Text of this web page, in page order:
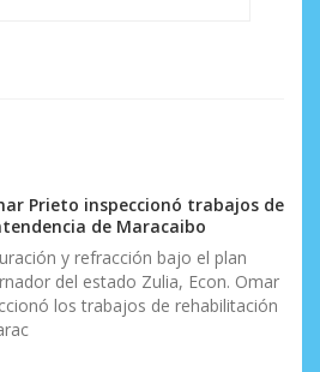
Prieto inspeccionó trabajos de
de Maracaibo
y refracción bajo el plan
del estado Zulia, Econ. Omar
los trabajos de rehabilitación